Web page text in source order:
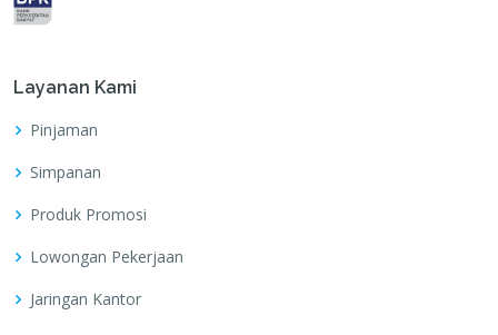
Layanan Kami
Pinjaman
Simpanan
Produk Promosi
Lowongan Pekerjaan
Jaringan Kantor